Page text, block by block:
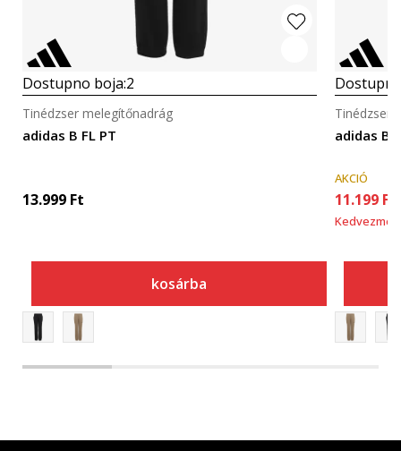
Dostupno boja:2
adidas B FL PT
Tinédzser melegítőnadrág
13.999 Ft
kosárba
adidas B
Tinédzser
AKCIÓ
11.199 Ft